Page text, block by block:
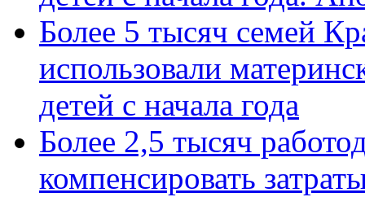
Более 5 тысяч семей
использовали
детей с начала года
Более 2,5 тысяч
компенсировать